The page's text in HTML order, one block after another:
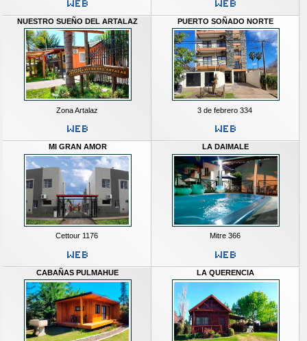
NUESTRO SUEÑO DEL ARTALAZ
Zona Artalaz
PUERTO SOÑADO NORTE
3 de febrero 334
MI GRAN AMOR
Cettour 1176
LA DAIMALE
Mitre 366
CABAÑAS PULMAHUE LA QUERENCIA